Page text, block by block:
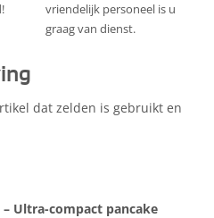
vriendelijk personeel is u
graag van dienst.
dat zelden is gebruikt en
– Ultra-compact pancake